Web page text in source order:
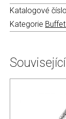
Katalogové číslo
Kategorie